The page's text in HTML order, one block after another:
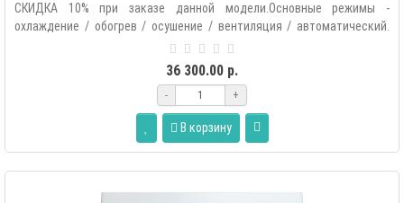
СКИДКА 10% при заказе данной модели.Основные режимы -
охлаждение / обогрев / осушение / вентиляция / автоматический.
36 300.00 р.
- +
В корзину